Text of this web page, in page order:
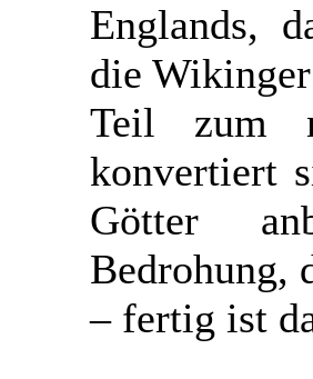
Englands,
die
Teil zum
konvertiert
Götter
Bedrohung,
– fertig ist